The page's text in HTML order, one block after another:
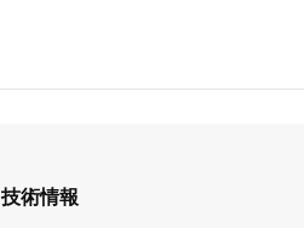
技術情報